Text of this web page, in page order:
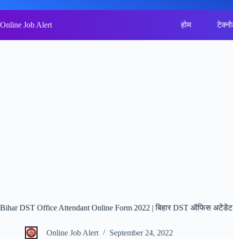
to
content
Online Job Alert होम
Bihar DST Office Attendant Online Form 2022 | बिहार DST ऑफिस अटेंडेंट
Online Job Alert September 24, 2022